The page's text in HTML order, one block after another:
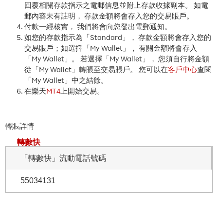
回覆相關存款指示之電郵信息並附上存款收據副本。 如電
郵內容未有註明， 存款金額將會存入您的交易賬戶。
付款一經核實， 我們將會向您發出電郵通知。
如您的存款指示為「Standard」， 存款金額將會存入您的
交易賬戶；如選擇「My Wallet」， 有關金額將會存入
「My Wallet」。 若選擇「My Wallet」， 您須自行將金額
從「My Wallet」轉賬至交易賬戶。 您可以在客戶中心查閱
「My Wallet」中之結餘。
在樂天MT4上開始交易。
轉賬詳情
轉數快
「轉數快」流動電話號碼
55034131